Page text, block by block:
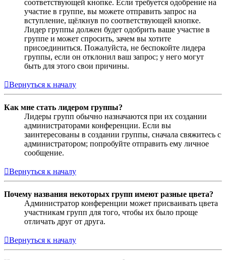
соответствующей кнопке. Если требуется одобрение на
участие в группе, вы можете отправить запрос на
вступление, щёлкнув по соответствующей кнопке.
Лидер группы должен будет одобрить ваше участие в
группе и может спросить, зачем вы хотите
присоединиться. Пожалуйста, не беспокойте лидера
группы, если он отклонил ваш запрос; у него могут
быть для этого свои причины.
Вернуться к началу
Как мне стать лидером группы?
Лидеры групп обычно назначаются при их создании
администраторами конференции. Если вы
заинтересованы в создании группы, сначала свяжитесь с
администратором; попробуйте отправить ему личное
сообщение.
Вернуться к началу
Почему названия некоторых групп имеют разные цвета?
Администратор конференции может присваивать цвета
участникам групп для того, чтобы их было проще
отличать друг от друга.
Вернуться к началу